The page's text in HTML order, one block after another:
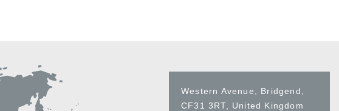
Western Avenue, Bridgend,
CF31 3RT, United Kingdom